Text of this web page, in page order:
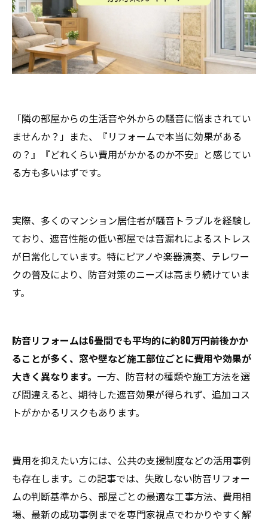
「隣の部屋からの生活音や外からの騒音に悩まされてい
ませんか？」また、『リフォームで本当に効果がある
の？』『どれくらい費用がかかるのか不安』と感じてい
る方も多いはずです。
実際、多くのマンション居住者が騒音トラブルを経験し
ており、遮音性能の低い部屋では音漏れによるストレス
が日常化しています。特にピアノや楽器演奏、テレワー
クの普及により、防音対策のニーズは高まり続けていま
す。
防音リフォームは6畳間でも平均的に約80万円前後かか
ることが多く、窓や壁など施工部位ごとに費用や効果が
大きく異なります。 一方、防音材の種類や施工方法を選
び間違えると、期待した遮音効果が得られず、追加コス
トがかかるリスクもあります。
費用を抑えたい方には、公共の支援制度などの活用事例
も存在します。この記事では、失敗しない防音リフォー
ムの判断基準から、部屋ごとの最適な工事方法、費用相
場、最新の成功事例までを専門家視点でわかりやすく解